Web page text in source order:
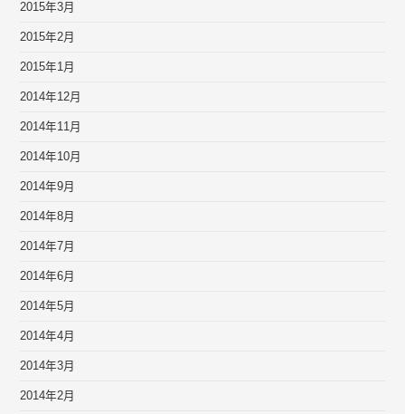
2015年3月
2015年2月
2015年1月
2014年12月
2014年11月
2014年10月
2014年9月
2014年8月
2014年7月
2014年6月
2014年5月
2014年4月
2014年3月
2014年2月